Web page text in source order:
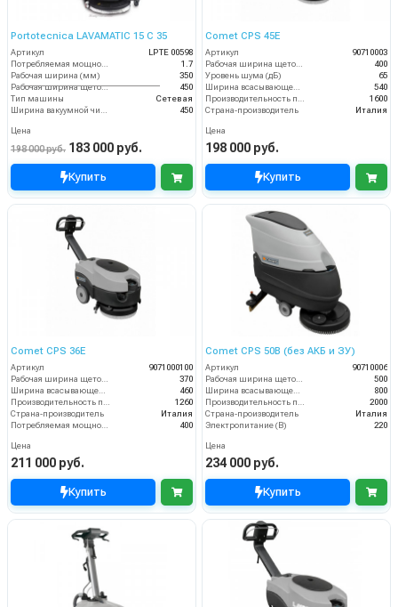
Portotecnica LAVAMATIC 15 C 35
Артикул
LPTE 00598
Потребляемая мощность (кВт)
1.7
Рабочая ширина (мм)
350
Рабочая ширина щеток (мм)
450
Тип машины
Сетевая
Ширина вакуумной чистки (мм)
450
Цена
198 000 руб. 183 000 руб.
Купить
Comet CPS 45E
Артикул
90710003
Рабочая ширина щеток (мм)
400
Уровень шума (дБ)
65
Ширина всасывающей балки (мм)
540
Производительность по площади (м2/ч)
1600
Страна-производитель
Италия
Цена
198 000 руб.
Купить
Comet CPS 36E
Артикул
9071000100
370
460
1260
Страна-производитель
Италия
400
Цена
211 000 руб.
Купить
Comet CPS 50B (без АКБ и ЗУ)
Артикул
90710006
500
800
2000
Страна-производитель
Италия
Электропитание (В)
220
Цена
234 000 руб.
Купить